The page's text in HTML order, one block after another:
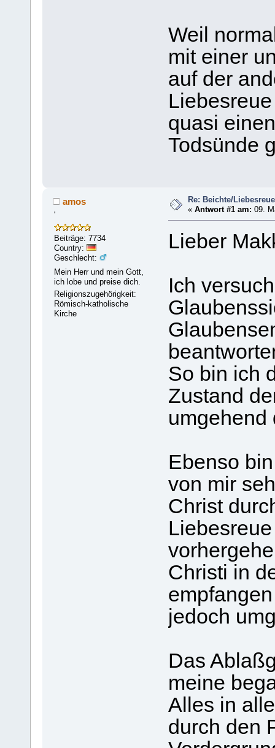
Weil
mit einer
auf der
quasi
Todsünde
amos
'
Beiträge: 7734
Country:
Geschlecht:
Mein Herr und mein Gott,
ich lobe und preise dich.
Religionszugehörigkeit:
Römisch-katholische
Kirche
Re: Beichte/
«Antwort #1 am: 09.
Lieber
Ich
So bin ich
Zustand
umgehend
Ebenso
von mir
Christ
Christi in
jedoch
Das
meine
Alles in
durch den